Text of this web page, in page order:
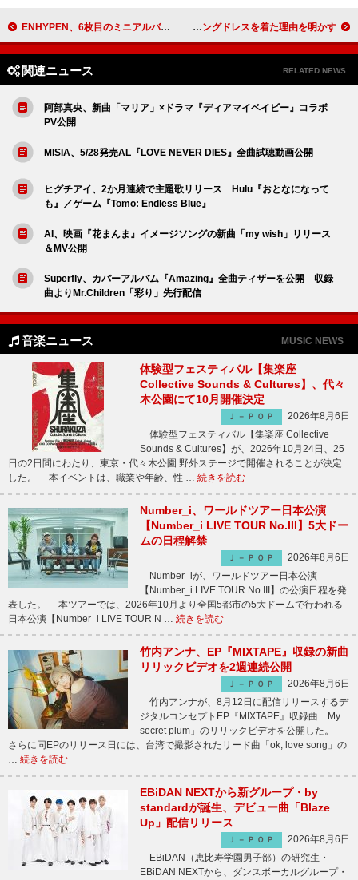
ENHYPEN、6枚目のミニアルバム名をサプライズ公開 マライア・キャリー、「We Belong Together」MVで自分のウェディングドレスを着た理由を明かす
関連ニュース RELATED NEWS
阿部真央、新曲「マリア」×ドラマ『ディアマイベイビー』コラボ
PV公開
MISIA、5/28発売AL『LOVE NEVER DIES』全曲試聴動画公開
ヒグチアイ、2か月連続で主題歌リリース Hulu『おとなになって
も』／ゲーム『Tomo: Endless Blue』
AI、映画『花まんま』イメージソングの新曲「my wish」リリース
＆MV公開
Superfly、カバーアルバム『Amazing』全曲ティザーを公開 収録
曲よりMr.Children「彩り」先行配信
音楽ニュース MUSIC NEWS
体験型フェスティバル【集楽座
Collective Sounds & Cultures】、代々
木公園にて10月開催決定
Ｊ－ＰＯＰ
2026年8月6日
体験型フェスティバル【集楽座 Collective
Sounds & Cultures】が、2026年10月24日、25
日の2日間にわたり、東京・代々木公園 野外ステージで開催されることが決定
した。 本イベントは、職業や年齢、性 … 続きを読む
Number_i、ワールドツアー日本公演
【Number_i LIVE TOUR No.III】5大ドー
ムの日程解禁
Ｊ－ＰＯＰ
2026年8月6日
Number_iが、ワールドツアー日本公演
【Number_i LIVE TOUR No.III】の公演日程を発
表した。 本ツアーでは、2026年10月より全国5都市の5大ドームで行われる
日本公演【Number_i LIVE TOUR N … 続きを読む
竹内アンナ、EP『MIXTAPE』収録の新曲
リリックビデオを2週連続公開
Ｊ－ＰＯＰ
2026年8月6日
竹内アンナが、8月12日に配信リリースするデ
ジタルコンセプトEP『MIXTAPE』収録曲「My
secret plum」のリリックビデオを公開した。
さらに同EPのリリース日には、台湾で撮影されたリード曲「ok, love song」の
… 続きを読む
EBiDAN NEXTから新グループ・by
standardが誕生、デビュー曲「Blaze
Up」配信リリース
Ｊ－ＰＯＰ
2026年8月6日
EBiDAN（恵比寿学園男子部）の研究生・
EBiDAN NEXTから、ダンスボーカルグループ・